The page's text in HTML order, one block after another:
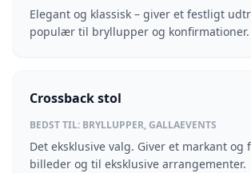
Elegant og klassisk – giver et festligt
populær til bryllupper og konfirmationer.
Crossback stol
BEDST TIL: BRYLLUPPER, GALLAEVENTS
Det eksklusive valg. Giver et markant og
billeder og til eksklusive arrangementer.